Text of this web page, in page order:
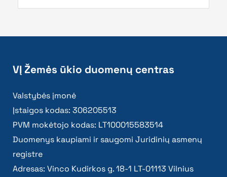
VĮ Žemės ūkio duomenų centras
Valstybės įmonė
Įstaigos kodas: 306205513
PVM mokėtojo kodas: LT100015583514
Duomenys kaupiami ir saugomi Juridinių asmenų
registre
Adresas: Vinco Kudirkos g. 18-1 LT-01113 Vilnius